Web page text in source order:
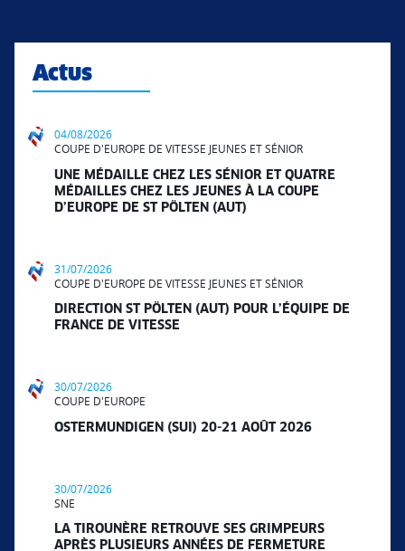
Actus
04/08/2026
COUPE D'EUROPE DE VITESSE JEUNES ET SÉNIOR
UNE MÉDAILLE CHEZ LES SÉNIOR ET QUATRE
MÉDAILLES CHEZ LES JEUNES À LA COUPE
D’EUROPE DE ST PÖLTEN (AUT)
31/07/2026
COUPE D'EUROPE DE VITESSE JEUNES ET SÉNIOR
DIRECTION ST PÖLTEN (AUT) POUR L’ÉQUIPE DE
FRANCE DE VITESSE
30/07/2026
COUPE D'EUROPE
OSTERMUNDIGEN (SUI) 20-21 AOÛT 2026
30/07/2026
SNE
LA TIROUNÈRE RETROUVE SES GRIMPEURS
APRÈS PLUSIEURS ANNÉES DE FERMETURE